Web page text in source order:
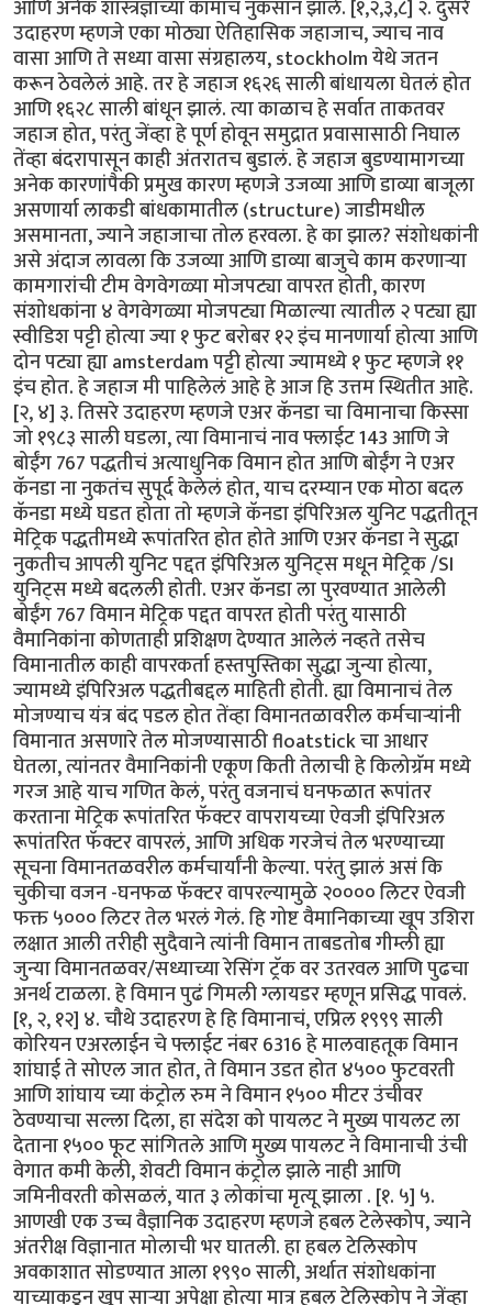
आणि अनेक शास्त्रज्ञांच्या कामाचं नुकसान झाले. [१,२,३,८] २. दुसरे
उदाहरण म्हणजे एका मोठ्या ऐतिहासिक जहाजाच, ज्याच नाव
वासा आणि ते सध्या वासा संग्रहालय, stockholm येथे जतन
करून ठेवलेलं आहे. तर हे जहाज १६२६ साली बांधायला घेतलं होत
आणि १६२८ साली बांधून झालं. त्या काळाच हे सर्वात ताकतवर
जहाज होत, परंतु जेंव्हा हे पूर्ण होवून समुद्रात प्रवासासाठी निघाल
तेंव्हा बंदरापासून काही अंतरातच बुडालं. हे जहाज बुडण्यामागच्या
अनेक कारणांपैकी प्रमुख कारण म्हणजे उजव्या आणि डाव्या बाजूला
असणार्या लाकडी बांधकामातील (structure) जाडीमधील
असमानता, ज्याने जहाजाचा तोल हरवला. हे का झाल? संशोधकांनी
असे अंदाज लावला कि उजव्या आणि डाव्या बाजुचे काम करणाऱ्या
कामगारांची टीम वेगवेगळ्या मोजपट्या वापरत होती, कारण
संशोधकांना ४ वेगवेगळ्या मोजपट्या मिळाल्या त्यातील २ पट्या ह्या
स्वीडिश पट्टी होत्या ज्या १ फुट बरोबर १२ इंच मानणार्या होत्या आणि
दोन पट्या ह्या amsterdam पट्टी होत्या ज्यामध्ये १ फुट म्हणजे ११
इंच होत. हे जहाज मी पाहिलेलं आहे हे आज हि उत्तम स्थितीत आहे.
[२, ४] ३. तिसरे उदाहरण म्हणजे एअर कॅनडा चा विमानाचा किस्सा
जो १९८३ साली घडला, त्या विमानाचं नाव फ्लाईट 143 आणि जे
बोईंग 767 पद्धतीचं अत्याधुनिक विमान होत आणि बोईंग ने एअर
कॅनडा ना नुकतंच सुपूर्द केलेलं होत, याच दरम्यान एक मोठा बदल
कॅनडा मध्ये घडत होता तो म्हणजे कॅनडा इंपिरिअल युनिट पद्धतीतून
मेट्रिक पद्धतीमध्ये रूपांतरित होत होते आणि एअर कॅनडा ने सुद्धा
नुकतीच आपली युनिट पद्दत इंपिरिअल युनिट्स मधून मेट्रिक /SI
युनिट्स मध्ये बदलली होती. एअर कॅनडा ला पुरवण्यात आलेली
बोईंग 767 विमान मेट्रिक पद्दत वापरत होती परंतु यासाठी
वैमानिकांना कोणताही प्रशिक्षण देण्यात आलेलं नव्हते तसेच
विमानातील काही वापरकर्ता हस्तपुस्तिका सुद्धा जुन्या होत्या,
ज्यामध्ये इंपिरिअल पद्धतीबद्दल माहिती होती. ह्या विमानाचं तेल
मोजण्याच यंत्र बंद पडल होत तेंव्हा विमानतळावरील कर्मचाऱ्यांनी
विमानात असणारे तेल मोजण्यासाठी floatstick चा आधार
घेतला, त्यांनतर वैमानिकांनी एकूण किती तेलाची हे किलोग्रॅम मध्ये
गरज आहे याच गणित केलं, परंतु वजनाचं घनफळात रूपांतर
करताना मेट्रिक रूपांतरित फॅक्टर वापरायच्या ऐवजी इंपिरिअल
रूपांतरित फॅक्टर वापरलं, आणि अधिक गरजेचं तेल भरण्याच्या
सूचना विमानतळवरील कर्मचार्यांनी केल्या. परंतु झालं असं कि
चुकीचा वजन -घनफळ फॅक्टर वापरल्यामुळे २०००० लिटर ऐवजी
फक्त ५००० लिटर तेल भरलं गेलं. हि गोष्ट वैमानिकाच्या खूप उशिरा
लक्षात आली तरीही सुदैवाने त्यांनी विमान ताबडतोब गीम्ली ह्या
जुन्या विमानतळवर/सध्याच्या रेसिंग ट्रॅक वर उतरवल आणि पुढचा
अनर्थ टाळला. हे विमान पुढं गिमली ग्लायडर म्हणून प्रसिद्ध पावलं.
[१, २, १२] ४. चौथे उदाहरण हे हि विमानाचं, एप्रिल १९९९ साली
कोरियन एअरलाईन चे फ्लाईट नंबर 6316 हे मालवाहतूक विमान
शांघाई ते सोएल जात होत, ते विमान उडत होत ४५०० फुटवरती
आणि शांघाय च्या कंट्रोल रुम ने विमान १५०० मीटर उंचीवर
ठेवण्याचा सल्ला दिला, हा संदेश को पायलट ने मुख्य पायलट ला
देताना १५०० फूट सांगितले आणि मुख्य पायलट ने विमानाची उंची
वेगात कमी केली, शेवटी विमान कंट्रोल झाले नाही आणि
जमिनीवरती कोसळलं, यात ३ लोकांचा मृत्यू झाला . [१. ५] ५.
आणखी एक उच्च वैज्ञानिक उदाहरण म्हणजे हबल टेलेस्कोप, ज्याने
अंतरीक्ष विज्ञानात मोलाची भर घातली. हा हबल टेलिस्कोप
अवकाशात सोडण्यात आला १९९० साली, अर्थात संशोधकांना
याच्याकडून खूप साऱ्या अपेक्षा होत्या मात्र हबल टेलिस्कोप ने जेंव्हा